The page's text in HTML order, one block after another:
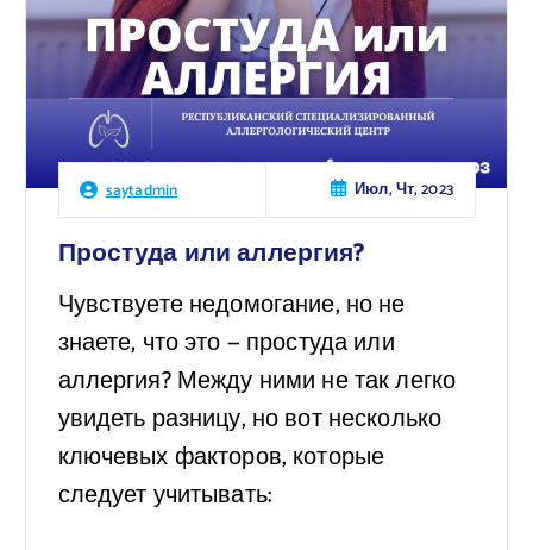
saytadmin Июл, Чт, 2023
Простуда или аллергия?
Чувствуете недомогание, но не
знаете, что это — простуда или
аллергия? Между ними не так легко
увидеть разницу, но вот несколько
ключевых факторов, которые
следует учитывать: